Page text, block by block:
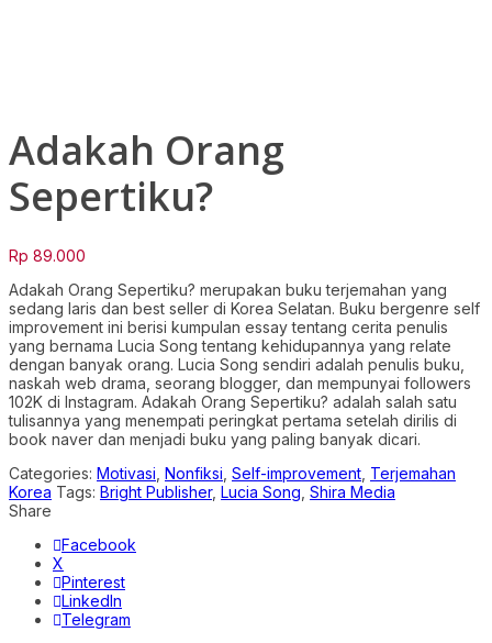
Adakah Orang
Sepertiku?
Rp 89.000
Adakah Orang Sepertiku? merupakan buku terjemahan yang
sedang laris dan best seller di Korea Selatan. Buku bergenre self
improvement ini berisi kumpulan essay tentang cerita penulis
yang bernama Lucia Song tentang kehidupannya yang relate
dengan banyak orang. Lucia Song sendiri adalah penulis buku,
naskah web drama, seorang blogger, dan mempunyai followers
102K di Instagram. Adakah Orang Sepertiku? adalah salah satu
tulisannya yang menempati peringkat pertama setelah dirilis di
book naver dan menjadi buku yang paling banyak dicari.
Categories: Motivasi Nonfiksi Self-improvement Terjemahan
Korea Tags: Bright Publisher, Lucia Song Shira Media
Share
Facebook
X
Pinterest
LinkedIn
Telegram